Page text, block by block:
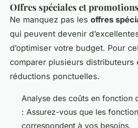
Offres spéciales et promotions
Ne manquez pas les offres
qui peuvent devenir
d’optimiser votre budget. Pour
comparer plusieurs distributeurs
réductions ponctuelles.
Analyse des coûts en fonction
: Assurez-vous que les
correspondent à vos besoins.